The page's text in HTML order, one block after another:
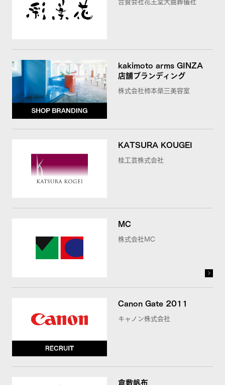
kakimoto arms GINZA
店舗ブランディング
株式会社柿本榮三美容室
KATSURA KOUGEI
桂工芸株式会社
MC
株式会社MC
Canon Gate 2011
キャノン株式会社
倉敷帆布